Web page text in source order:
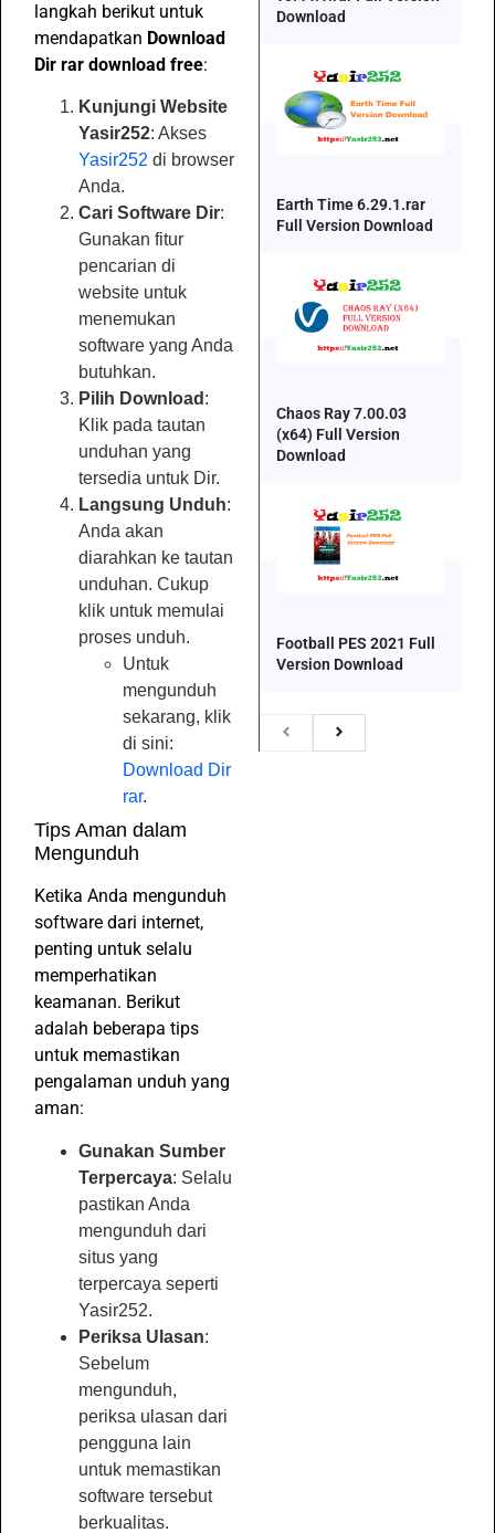
langkah berikut untuk
mendapatkan Download
Dir rar download free:
Kunjungi Website
Yasir252: Akses
Yasir252 di browser
Anda.
Cari Software Dir:
Gunakan fitur
pencarian di
website untuk
menemukan
software yang Anda
butuhkan.
Pilih Download :
Klik pada tautan
unduhan yang
tersedia untuk Dir.
Langsung Unduh:
Anda akan
diarahkan ke tautan
unduhan. Cukup
klik untuk memulai
proses unduh.
Untuk
mengunduh
sekarang, klik
di sini:
Download Dir
rar.
Tips Aman dalam
Mengunduh
Ketika Anda mengunduh
software dari internet,
penting untuk selalu
memperhatikan
keamanan. Berikut
adalah beberapa tips
untuk memastikan
pengalaman unduh yang
aman:
Gunakan Sumber
Terpercaya: Selalu
pastikan Anda
mengunduh dari
situs yang
terpercaya seperti
Yasir252.
Periksa Ulasan:
Sebelum
mengunduh,
periksa ulasan dari
pengguna lain
untuk memastikan
software tersebut
berkualitas.
Download
Earth Time 6.29.1.rar
Full Version Download
Chaos Ray 7.00.03
(x64) Full Version
Download
Football PES 2021 Full
Version Download